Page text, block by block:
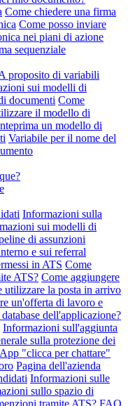
Come chiedere una firma
Come posso inviare
nei piani di azione
sequenziale
proposito di variabili
sui modelli di
documenti Come
il modello di
un modello di
Variabile per il nome del
Informazioni sulla
sui modelli di
di assunzioni
e sui referral
in ATS Come
ATS? Come aggiungere
utilizzare la posta in arrivo
un'offerta di lavoro e
dell'applicazione?
Informazioni sull'aggiunta
sulla protezione dei
"clicca per chattare"
Pagina dell'azienda
Informazioni sulle
sullo spazio di
tramite ATS? FAQ